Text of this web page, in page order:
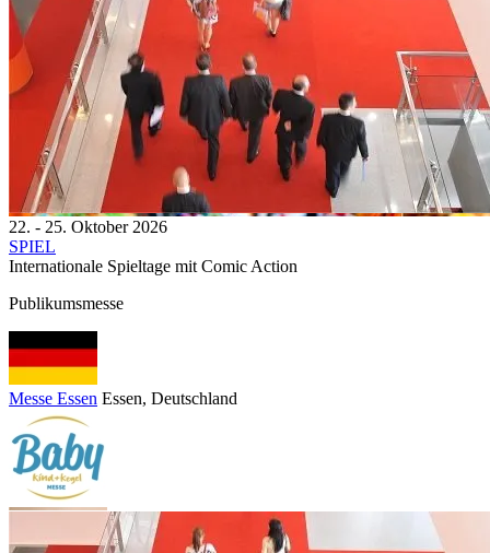
22. - 25. Oktober 2026
SPIEL
Internationale Spieltage mit Comic Action
Publikumsmesse
Messe Essen Essen, Deutschland